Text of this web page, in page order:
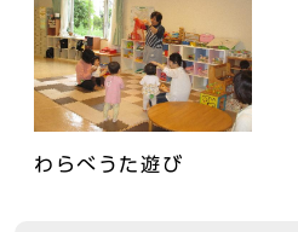
わらべうた遊び